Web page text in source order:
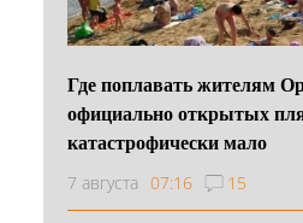
Где поплавать жителям
официально открытых
катастрофически мало
7 августа 07:16 15